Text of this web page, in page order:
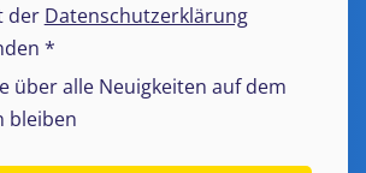
der Datenschutzerklärung
*
über alle Neuigkeiten auf dem
bleiben